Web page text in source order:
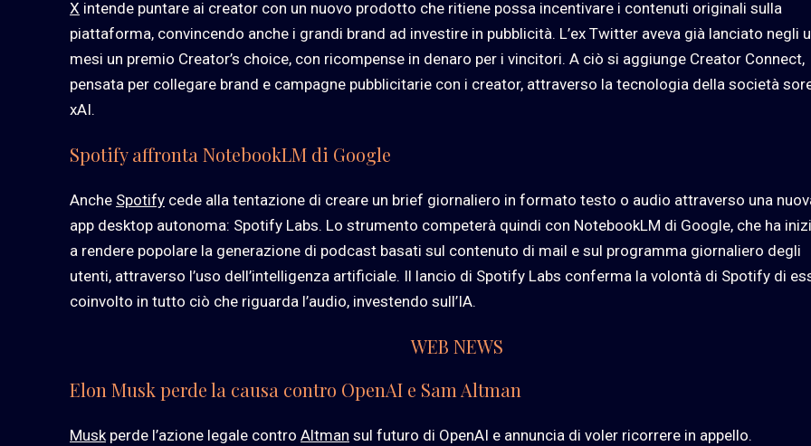
X intende puntare ai creator con un nuovo prodotto che ritiene possa incentivare i contenuti originali sulla
piattaforma, convincendo anche i grandi brand ad investire in pubblicità. L’ex Twitter aveva già lanciato negli
mesi un premio Creator’s choice, con ricompense in denaro per i vincitori. A ciò si aggiunge Creator Connect,
pensata per collegare brand e campagne pubblicitarie con i creator, attraverso la tecnologia della società
xAI.
Spotify affronta NotebookLM di Google
Anche Spotify cede alla tentazione di creare un brief giornaliero in formato testo o audio attraverso una
app desktop autonoma: Spotify Labs. Lo strumento competerà quindi con NotebookLM di Google, che ha
a rendere popolare la generazione di podcast basati sul contenuto di mail e sul programma giornaliero degli
utenti, attraverso l’uso dell’intelligenza artificiale. Il lancio di Spotify Labs conferma la volontà di Spotify di
coinvolto in tutto ciò che riguarda l’audio, investendo sull’IA.
WEB NEWS
Elon Musk perde la causa contro OpenAI e Sam Altman
Muskperde l’azione legale contro Altman sul futuro di OpenAI e annuncia di voler ricorrere in appello.